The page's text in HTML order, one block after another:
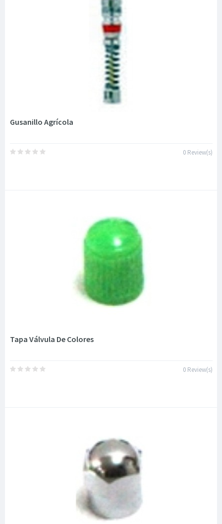
Gusanillo Agrícola
0 Review(s)
Tapa Válvula De Colores
0 Review(s)